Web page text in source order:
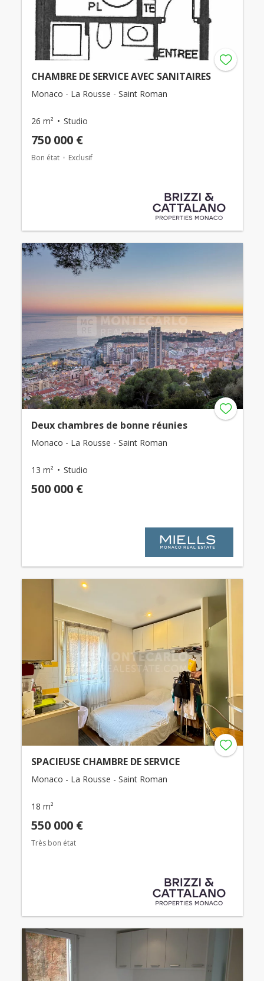
CHAMBRE DE SERVICE AVEC SANITAIRES
Monaco - La Rousse - Saint Roman
26 m² Studio
750 000 €
Bon état Exclusif
Deux chambres de bonne réunies
Monaco - La Rousse - Saint Roman
13 m² Studio
500 000 €
SPACIEUSE CHAMBRE DE SERVICE
Monaco - La Rousse - Saint Roman
18 m²
550 000 €
Très bon état